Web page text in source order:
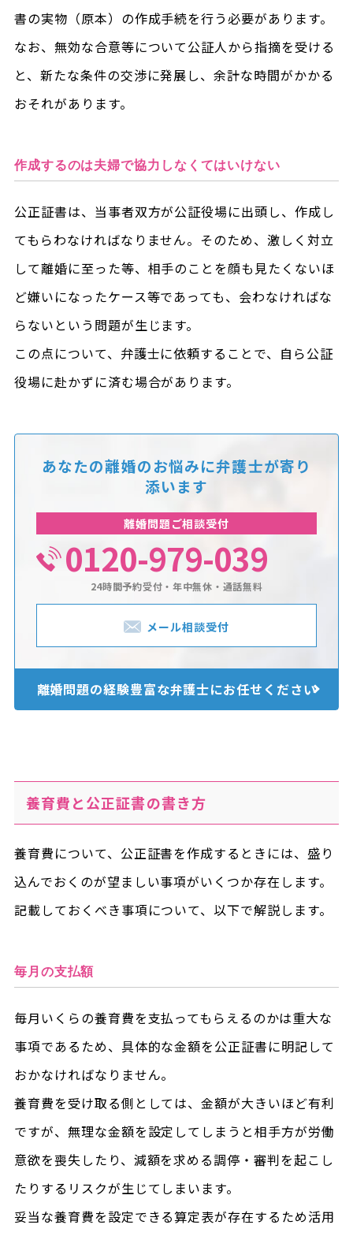
書の実物（原本）の作成手続を行う必要があります。
なお、無効な合意等について公証人から指摘を受ける
と、新たな条件の交渉に発展し、余計な時間がかかる
おそれがあります。
作成するのは夫婦で協力しなくてはいけない
公正証書は、当事者双方が公証役場に出頭し、作成し
てもらわなければなりません。そのため、激しく対立
して離婚に至った等、相手のことを顔も見たくないほ
ど嫌いになったケース等であっても、会わなければな
らないという問題が生じます。
この点について、弁護士に依頼することで、自ら公証
役場に赴かずに済む場合があります。
あなたの離婚のお悩みに弁護士が寄り
添います
離婚問題ご相談受付
0120-979-039
24時間予約受付・年中無休・通話無料
メール相談受付
離婚問題の経験豊富な弁護士にお任せください
養育費と公正証書の書き方
養育費について、公正証書を作成するときには、盛り
込んでおくのが望ましい事項がいくつか存在します。
記載しておくべき事項について、以下で解説します。
毎月の支払額
毎月いくらの養育費を支払ってもらえるのかは重大な
事項であるため、具体的な金額を公正証書に明記して
おかなければなりません。
養育費を受け取る側としては、金額が大きいほど有利
ですが、無理な金額を設定してしまうと相手方が労働
意欲を喪失したり、減額を求める調停・審判を起こし
たりするリスクが生じてしまいます。
妥当な養育費を設定できる算定表が存在するため活用